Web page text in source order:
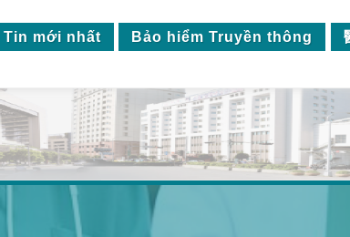
Tin mới nhất Bảo hiểm Truyền thông